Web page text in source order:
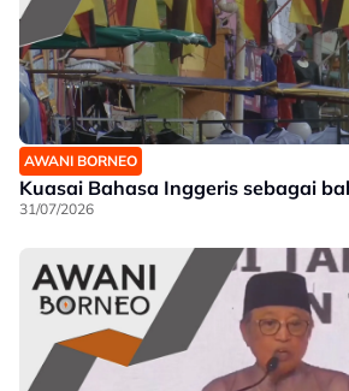
AWANI BORNEO
Kuasai Bahasa Inggeris sebagai
31/07/2026